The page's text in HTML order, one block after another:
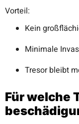
Vorteil:
Kein
Minimale
Tresor bleibt
Für welche